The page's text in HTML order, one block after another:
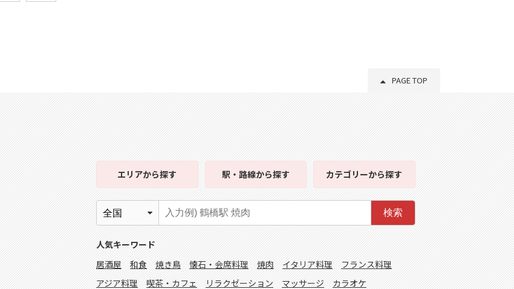
PAGE TOP
エリアから探す 駅・路線から探す カテゴリーから探す
検索
人気キーワード
居酒屋
和食 焼き鳥 懐石・会席料理 焼肉 イタリア料理
フランス料理
アジア料理
喫茶・カフェ リラクゼーション マッサージ カラオケ